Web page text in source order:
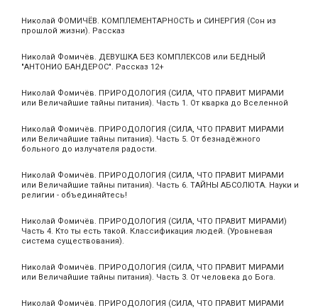
Николай ФОМИЧЁВ. КОМПЛЕМЕНТАРНОСТЬ и СИНЕРГИЯ (Сон из
прошлой жизни). Рассказ
Николай Фомичёв. ДЕВУШКА БЕЗ КОМПЛЕКСОВ или БЕДНЫЙ
"АНТОНИО БАНДЕРОС". Рассказ 12+
Николай Фомичёв. ПРИРОДОЛОГИЯ (СИЛА, ЧТО ПРАВИТ МИРАМИ
или Величайшие тайны питания). Часть 1. От кварка до Вселенной
Николай Фомичёв. ПРИРОДОЛОГИЯ (СИЛА, ЧТО ПРАВИТ МИРАМИ
или Величайшие тайны питания). Часть 5. От безнадёжного
больного до излучателя радости.
Николай Фомичёв. ПРИРОДОЛОГИЯ (СИЛА, ЧТО ПРАВИТ МИРАМИ
или Величайшие тайны питания). Часть 6. ТАЙНЫ АБСОЛЮТА. Науки и
религии - объединяйтесь!
Николай Фомичёв. ПРИРОДОЛОГИЯ (СИЛА, ЧТО ПРАВИТ МИРАМИ)
Часть 4. Кто ты есть такой. Классификация людей. (Уровневая
система существования).
Николай Фомичёв. ПРИРОДОЛОГИЯ (СИЛА, ЧТО ПРАВИТ МИРАМИ
или Величайшие тайны питания). Часть 3. От человека до Бога.
Николай Фомичёв. ПРИРОДОЛОГИЯ (СИЛА, ЧТО ПРАВИТ МИРАМИ